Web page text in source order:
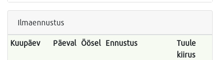
Ilmaennustus
Kuupäev Päeval Öösel Ennustus
Tuule
kiirus